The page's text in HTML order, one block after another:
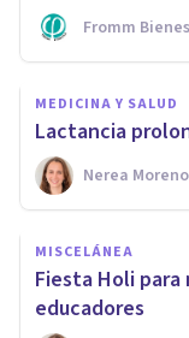
Fromm
MEDICINA Y SALUD
Lactancia
Nerea Moreno
MISCELÁNEA
Fiesta Holi para
educadores